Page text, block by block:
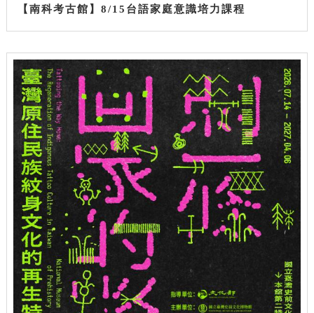
【南科考古館】8/15台語家庭意識培力課程